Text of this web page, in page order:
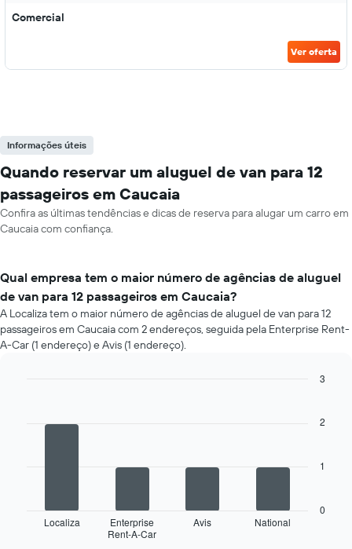
Comercial
Ver oferta
Informações úteis
Quando reservar um aluguel de van para 12
passageiros em Caucaia
Confira as últimas tendências e dicas de reserva para alugar um carro em
Caucaia com confiança.
Qual empresa tem o maior número de agências de aluguel
de van para 12 passageiros em Caucaia?
A Localiza tem o maior número de agências de aluguel de van para 12
passageiros em Caucaia com 2 endereços, seguida pela Enterprise Rent-
A-Car (1 endereço) e Avis (1 endereço).
seguirLocaliza
Enterprise
Rent-A-Car
Avis National
0
1
2
3